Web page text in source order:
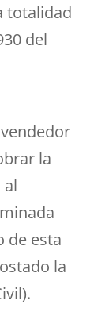
totalidad
del
la
al
de esta
la